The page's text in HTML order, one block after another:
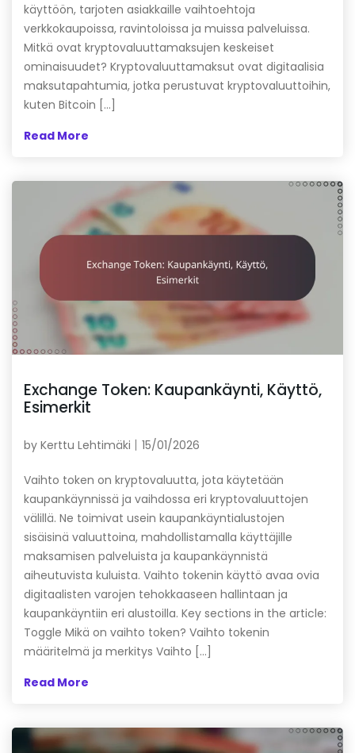
käyttöön, tarjoten asiakkaille vaihtoehtoja
verkkokaupoissa, ravintoloissa ja muissa palveluissa.
Mitkä ovat kryptovaluuttamaksujen keskeiset
ominaisuudet? Kryptovaluuttamaksut ovat digitaalisia
maksutapahtumia, jotka perustuvat kryptovaluuttoihin,
kuten Bitcoin […]
Read More
Exchange Token: Kaupankäynti, Käyttö,
Esimerkit
by Kerttu Lehtimäki 15/01/2026
Vaihto token on kryptovaluutta, jota käytetään
kaupankäynnissä ja vaihdossa eri kryptovaluuttojen
välillä. Ne toimivat usein kaupankäyntialustojen
sisäisinä valuuttoina, mahdollistamalla käyttäjille
maksamisen palveluista ja kaupankäynnistä
aiheutuvista kuluista. Vaihto tokenin käyttö avaa ovia
digitaalisten varojen tehokkaaseen hallintaan ja
kaupankäyntiin eri alustoilla. Key sections in the article:
Toggle Mikä on vaihto token? Vaihto tokenin
määritelmä ja merkitys Vaihto […]
Read More